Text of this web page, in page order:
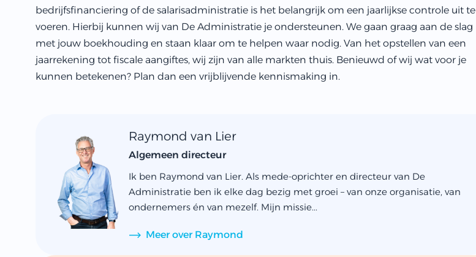
bedrijfsfinanciering of de salarisadministratie is het belangrijk om een jaarlijkse controle uit te
voeren. Hierbij kunnen wij van De Administratie je ondersteunen. We gaan graag aan de slag
met jouw boekhouding en staan klaar om te helpen waar nodig. Van het opstellen van een
jaarrekening tot fiscale aangiftes, wij zijn van alle markten thuis. Benieuwd of wij wat voor je
kunnen betekenen? Plan dan een vrijblijvende kennismaking in.
Raymond van Lier
Algemeen directeur
Ik ben Raymond van Lier. Als mede-oprichter en directeur van De
Administratie ben ik elke dag bezig met groei – van onze organisatie, van
ondernemers én van mezelf. Mijn missie...
Meer over Raymond